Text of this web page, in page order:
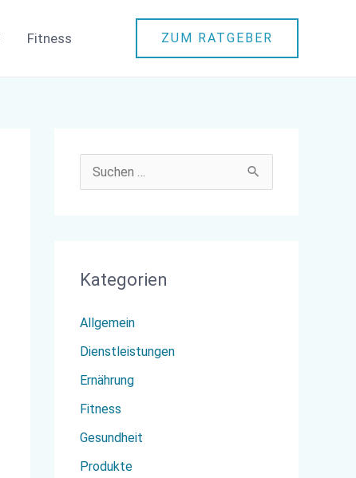
Fitness ZUM RATGEBER
e
n
a
c
h
:
Kategorien
Allgemein
Dienstleistungen
Ernährung
Fitness
Gesundheit
Produkte